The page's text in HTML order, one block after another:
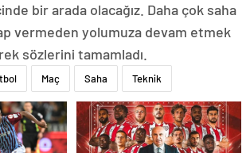
bir arada olacağız. Daha çok saha
vermeden yolumuza devam etmek
sözlerini tamamladı.
Maç Saha Teknik